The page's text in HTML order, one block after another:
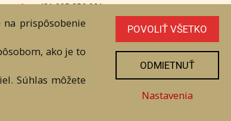
+421 905 356 921
+421 905 959 101
prispôsobenie
ako je to
Súhlas môžete
POVOLIŤ VŠETKO
ODMIETNUŤ
Nastavenia